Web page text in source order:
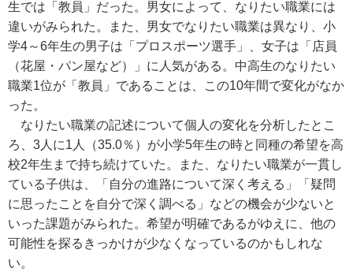
生では「教員」だった。男女によって、なりたい職業には
違いがみられた。また、男女でなりたい職業は異なり、小
学4～6年生の男子は「プロスポーツ選手」、女子は「店員
（花屋・パン屋など）」に人気がある。中高生のなりたい
職業1位が「教員」であることは、この10年間で変化がなか
った。
なりたい職業の記述について個人の変化を分析したとこ
ろ、3人に1人（35.0％）が小学5年生の時と同種の希望を高
校2年生まで持ち続けていた。また、なりたい職業が一貫し
ている子供は、「自分の進路について深く考える」「疑問
に思ったことを自分で深く調べる」などの機会が少ないと
いった課題がみられた。希望が明確であるがゆえに、他の
可能性を探るきっかけが少なくなっているのかもしれな
い。